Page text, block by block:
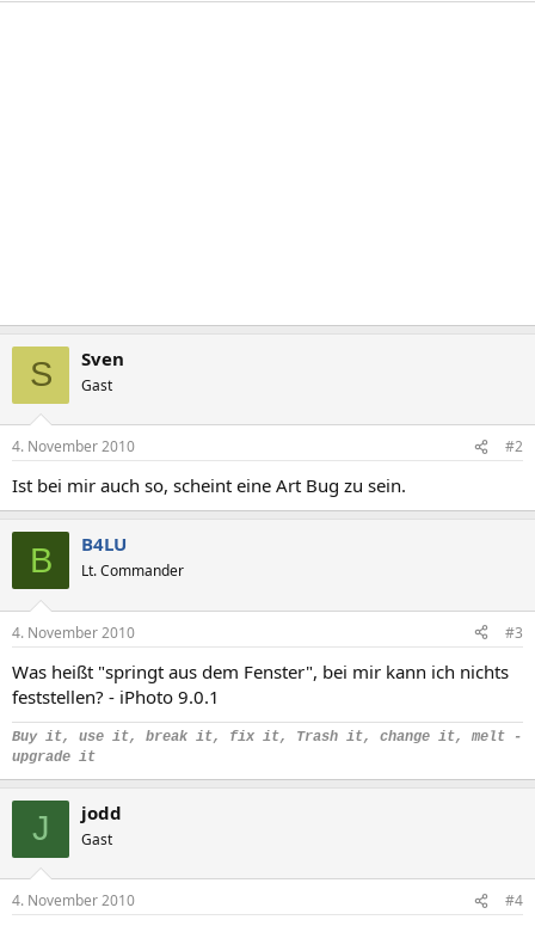
S Sven
Gast
4. November 2010 #2
Ist bei mir auch so, scheint eine Art Bug zu sein.
B B4LU
Lt. Commander
4. November 2010 #3
Was heißt "springt aus dem Fenster", bei mir kann ich nichts
feststellen? - iPhoto 9.0.1
Buy it, use it, break it, fix it, Trash it, change it, melt -
upgrade it
J jodd
Gast
4. November 2010 #4